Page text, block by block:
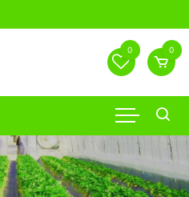
0 0